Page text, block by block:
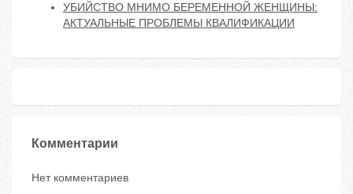
УБИЙСТВО МНИМО БЕРЕМЕННОЙ ЖЕНЩИНЫ:
АКТУАЛЬНЫЕ ПРОБЛЕМЫ КВАЛИФИКАЦИИ
Комментарии
Нет комментариев